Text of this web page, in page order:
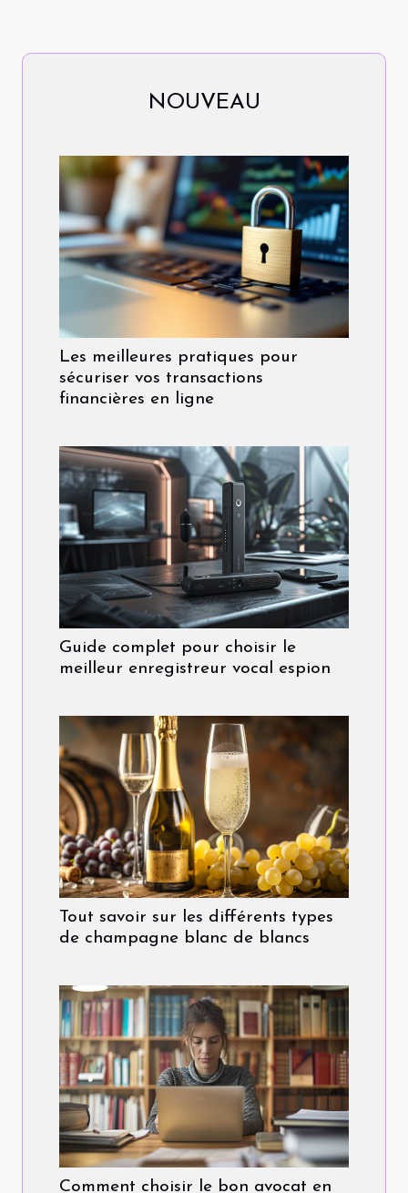
NOUVEAU
Les meilleures pratiques pour
sécuriser vos transactions
financières en ligne
Guide complet pour choisir le
meilleur enregistreur vocal espion
Tout savoir sur les différents types
de champagne blanc de blancs
Comment choisir le bon avocat en